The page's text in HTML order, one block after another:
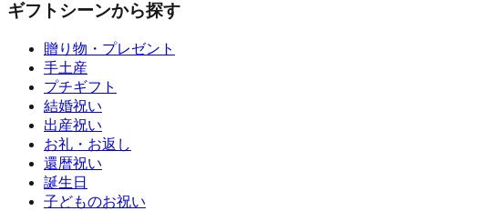
ギフトシーンから探す
贈り物・プレゼント
手土産
プチギフト
結婚祝い
出産祝い
お礼・お返し
還暦祝い
誕生日
子どものお祝い